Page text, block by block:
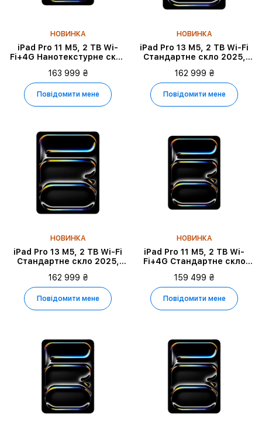
НОВИНКА
iPad Pro 11 M5, 2 TB Wi-
Fi+4G Нанотекстурне скло
163 999 ₴
Повідомити мене
НОВИНКА
iPad Pro 13 M5, 2 TB Wi-Fi
Стандартне скло 2025,
162 999 ₴
Повідомити мене
НОВИНКА
iPad Pro 13 M5, 2 TB Wi-Fi
Стандартне скло 2025,
162 999 ₴
Повідомити мене
НОВИНКА
iPad Pro 11 M5, 2 TB Wi-
Fi+4G Стандартне скло
159 499 ₴
Повідомити мене